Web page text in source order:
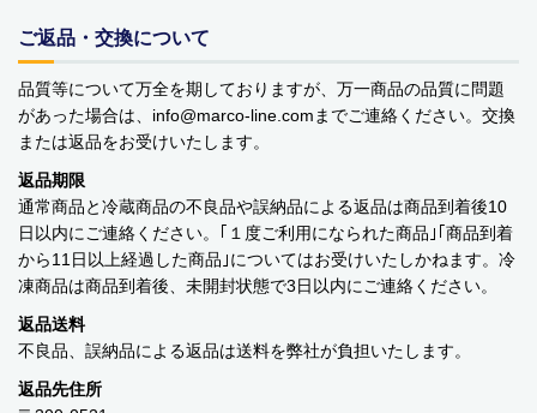
￥3,000 ～￥3,999
￥4,000 ～￥4,999
￥10,000～
ご利用案内 お問い合わせ カテゴリ一覧
個人情報の取り扱いについて
ご返品・交換について
品質等について万全を期しておりますが、万一商品の品質に問題
があった場合は、info
marco-line.comまでご連絡ください。交換
または返品をお受けいたします。
返品期限
通常商品と冷蔵商品の不良品や誤納品による返品は商品到着後10
日以内にご連絡ください。｢１度ご利用になられた商品｣｢商品到着
から11日以上経過した商品｣についてはお受けいたしかねます。冷
凍商品は商品到着後、未開封状態で3日以内にご連絡ください。
返品送料
不良品、誤納品による返品は送料を弊社が負担いたします。
返品先住所